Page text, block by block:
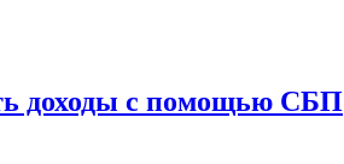
доходы с помощью СБП